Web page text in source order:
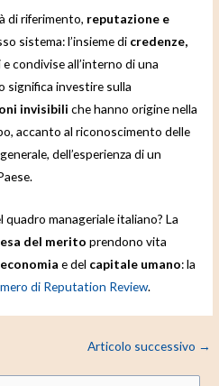
di riferimento, reputazione e
sistema: l’insieme di credenze,
condivise all’interno di una
significa investire sulla
invisibili che hanno origine nella
accanto al riconoscimento delle
dell’esperienza di un
quadro manageriale italiano? La
del meritoprendono vita
economia e del capitale umano: la
di Reputation Review.
Articolo successivo →